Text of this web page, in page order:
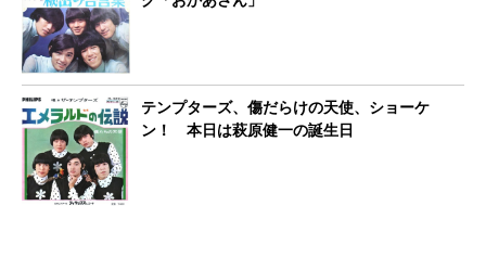
テンプターズ、傷だらけの天使、ショーケ
ン！ 本日は萩原健一の誕生日